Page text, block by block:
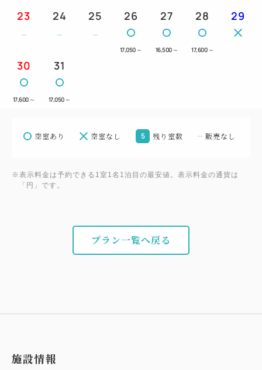
料理長が厳選した脂ののった新鮮なお魚のお造りの
料理長こだわった旬の味覚を使った食材等季節により
内容変わる料理を存分にお召し上がり頂けます。
◆ ご夕食 ◆
します。
お食事を召し上がらない場合でも、お食事の料金は発
生いたしますのでご注意ください。
07：30 ～ 09：00
23 24 25 26
17,050 ～
27
16,500 ～
28
17,600 ～
29
30
17,600 ～
31
17,050 ～
空室あり 空室なし 5 残り室数 販売なし
※表示料金は予約できる1室1名1泊目の最安値。表示料金の通貨は
「円」です。
プラン一覧へ戻る
施設情報